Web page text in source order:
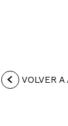
VOLVER A